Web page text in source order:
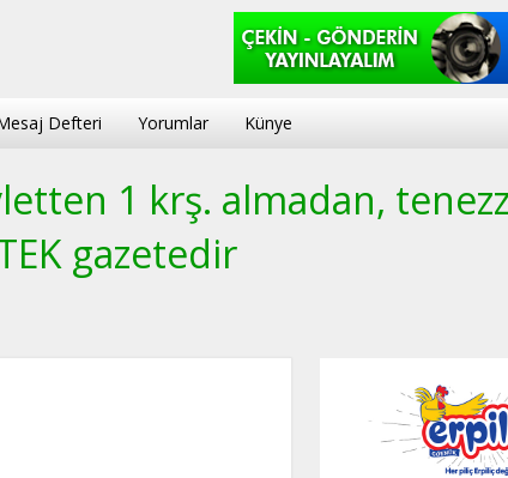
Defteri Yorumlar Künye
1 krş. almadan,
gazetedir